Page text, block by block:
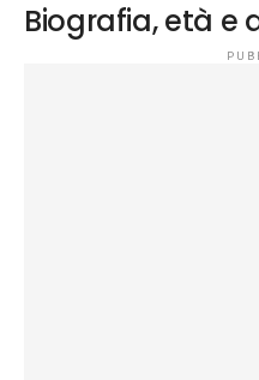
Biografia, età e